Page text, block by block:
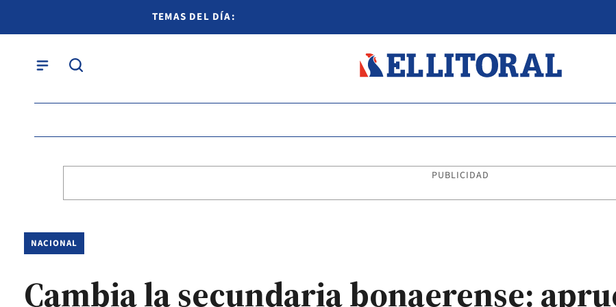
TEMAS DEL DÍA:
PUBLICIDAD
NACIONAL
Cambia la secundaria bonaerense: